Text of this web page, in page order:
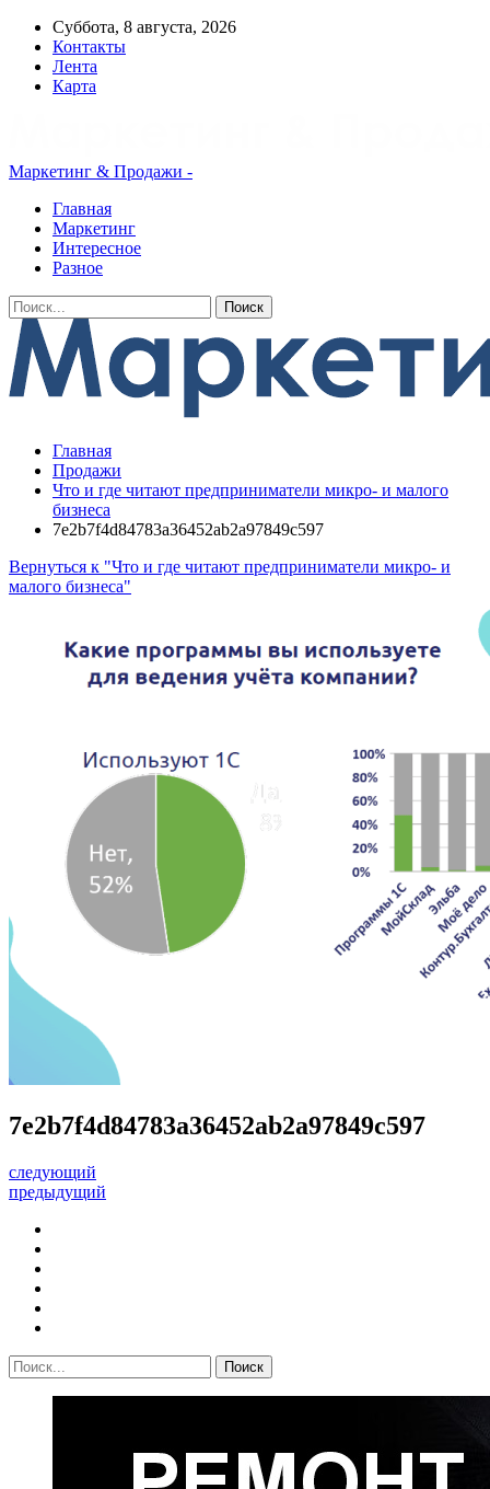
Суббота, 8 августа, 2026
Контакты
Лента
Карта
Маркетинг & Продажи -
Главная
Маркетинг
Интересное
Разное
Главная
Продажи
Что и где читают предприниматели микро- и малого
бизнеса
7e2b7f4d84783a36452ab2a97849c597
Вернуться к "Что и где читают предприниматели микро- и
малого бизнеса"
7e2b7f4d84783a36452ab2a97849c597
следующий
предыдущий